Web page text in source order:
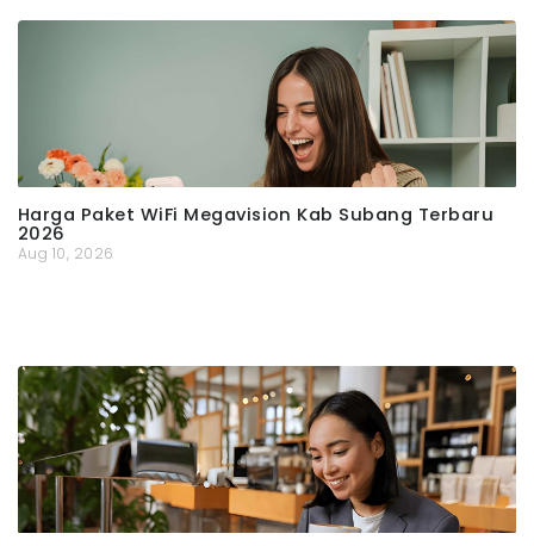
Harga Paket WiFi Megavision Kab Subang Terbaru
2026
Aug 10, 2026